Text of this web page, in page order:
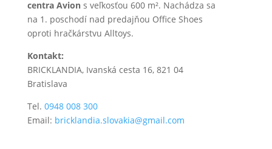
centra Avions veľkosťou 600 m². Nachádza sa
na 1. poschodí nad predajňou Office Shoes
oproti hračkárstvu Alltoys.
Kontakt:
BRICKLANDIA, Ivanská cesta 16, 821 04
Bratislava
Tel. 0948 008 300
Email: bricklandia.slovakia@gmail.com